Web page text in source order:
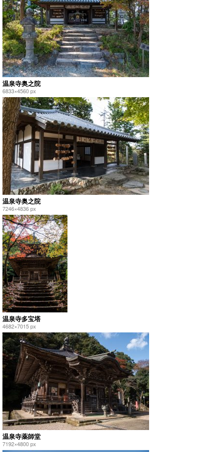
温泉寺奥之院
6833×4560 px
温泉寺奥之院
7246×4836 px
温泉寺多宝塔
4682×7015 px
温泉寺薬師堂
7192×4800 px